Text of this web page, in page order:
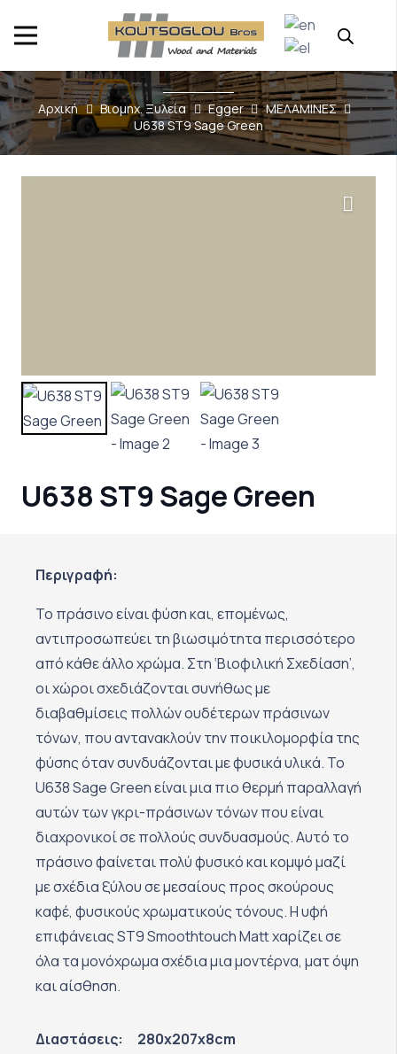
Αρχική Βιομηχ. Ξυλεία Egger
ΜΕΛΑΜΙΝΕΣ
U638 ST9 Sage Green
U638 ST9 Sage Green
Περιγραφή:
Το πράσινο είναι φύση και, επομένως,
αντιπροσωπεύει τη βιωσιμότητα περισσότερο
από κάθε άλλο χρώμα. Στη ‘Βιοφιλική Σχεδίαση’,
οι χώροι σχεδιάζονται συνήθως με
διαβαθμίσεις πολλών ουδέτερων πράσινων
τόνων, που αντανακλούν την ποικιλομορφία της
φύσης όταν συνδυάζονται με φυσικά υλικά. Το
U638 Sage Green είναι μια πιο θερμή παραλλαγή
αυτών των γκρι-πράσινων τόνων που είναι
διαχρονικοί σε πολλούς συνδυασμούς. Αυτό το
πράσινο φαίνεται πολύ φυσικό και κομψό μαζί
με σχέδια ξύλου σε μεσαίους προς σκούρους
καφέ, φυσικούς χρωματικούς τόνους. Η υφή
επιφάνειας ST9 Smoothtouch Matt χαρίζει σε
όλα τα μονόχρωμα σχέδια μια μοντέρνα, ματ όψη
και αίσθηση.
Διαστάσεις:
280x207x8cm